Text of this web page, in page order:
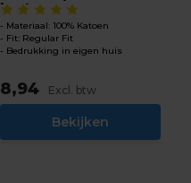
korte m...
Materiaal: 100% Katoen
Fit: Regular Fit
Bedrukking in eigen huis
8,94 Excl. btw
Bekijken